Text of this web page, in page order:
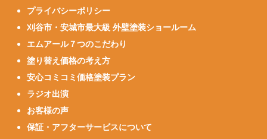
プライバシーポリシー
刈谷市・安城市最大級 外壁塗装ショールーム
エムアール７つのこだわり
塗り替え価格の考え方
安心コミコミ価格塗装プラン
ラジオ出演
お客様の声
保証・アフターサービスについて